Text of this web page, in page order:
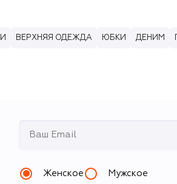
ВЕРХНЯЯ ОДЕЖДА ЮБКИ ДЕНИМ
Женское Мужское